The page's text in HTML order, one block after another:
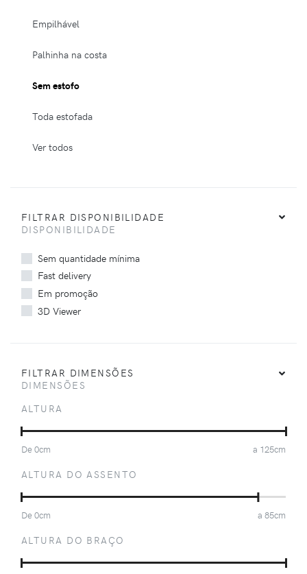
Empilhável
Palhinha na costa
Sem estofo
Toda estofada
Ver todos
FILTRAR DISPONIBILIDADE
DISPONIBILIDADE
Sem quantidade mínima
Fast delivery
Em promoção
3D Viewer
FILTRAR DIMENSÕES
DIMENSÕES
ALTURA
De0cm a 125cm
ALTURA DO ASSENTO
De0cm a 85cm
ALTURA DO BRAÇO